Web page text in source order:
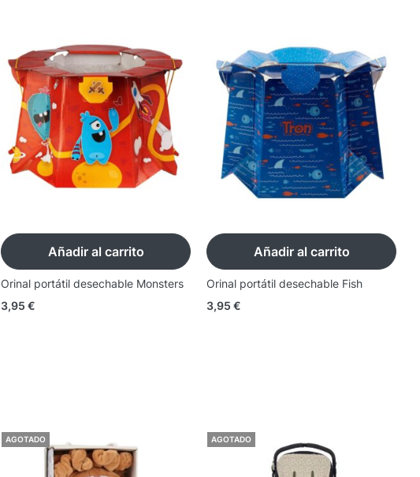
Añadir al carrito
Orinal portátil desechable Monsters
3,95€
Añadir al carrito
Orinal portátil desechable Fish
3,95€
AGOTADO AGOTADO